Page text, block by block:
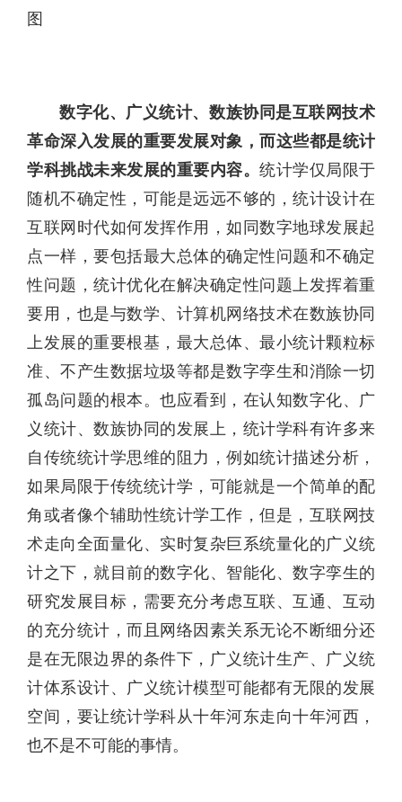
图
数字化、广义统计、数族协同是互联网技术
革命深入发展的重要发展对象，而这些都是统计
学科挑战未来发展的重要内容。 统计学仅局限于
随机不确定性，可能是远远不够的， 统计设计在
互联网时代如何发挥作用，如同数字地球发展起
点一样，要包括最大总体的确定性问题和不确定
性问题，统计优化在解决确定性问题上发挥着重
要用，也是与数学、计算机网络技术在数族协同
上发展的重要根基，最大总体、最小统计颗粒标
准、不产生数据垃圾等都是数字孪生和消除一切
孤岛问题的根本。也应看到，在认知数字化、广
义统计、数族协同的发展上，统计学科有许多来
自传统统计学思维的阻力，例如统计描述分析，
如果局限于传统统计学，可能就是一个简单的配
角或者像个辅助性统计学工作，但是，互联网技
术走向全面量化、实时复杂巨系统量化的广义统
计之下，就目前的数字化、智能化、数字孪生的
研究发展目标，需要充分考虑互联、互通、互动
的充分统计，而且网络因素关系无论不断细分还
是在无限边界的条件下，广义统计生产、广义统
计体系设计、广义统计模型可能都有无限的发展
空间，要让统计学科从十年河东走向十年河西，
也不是不可能的事情。